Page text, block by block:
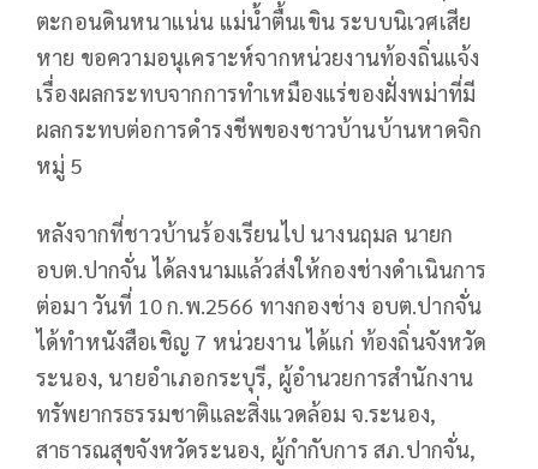
ตะกอนดินหนาแน่น แม่น้ำตื้นเขิน ระบบนิเวศเสีย
หาย ขอความอนุเคราะห์จากหน่วยงานท้องถิ่นแจ้ง
เรื่องผลกระทบจากการทำเหมืองแร่ของฝั่งพม่าที่มี
ผลกระทบต่อการดำรงชีพของชาวบ้านบ้านหาดจิก
หมู่ 5
หลังจากที่ชาวบ้านร้องเรียนไป นางนฤมล นายก
อบต.ปากจั่น ได้ลงนามแล้วส่งให้กองช่างดำเนินการ
ต่อมา วันที่ 10 ก.พ.2566 ทางกองช่าง อบต.ปากจั่น
ได้ทำหนังสือเชิญ 7 หน่วยงาน ได้แก่ ท้องถิ่นจังหวัด
ระนอง, นายอำเภอกระบุรี, ผู้อำนวยการสำนักงาน
ทรัพยากรธรรมชาติและสิ่งแวดล้อม จ.ระนอง,
สาธารณสุขจังหวัดระนอง, ผู้กำกับการ สภ.ปากจั่น,